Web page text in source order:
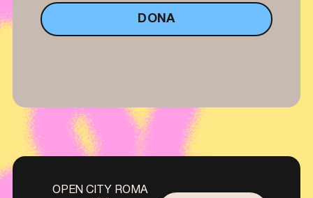
DONA
OPEN CITY ROMA